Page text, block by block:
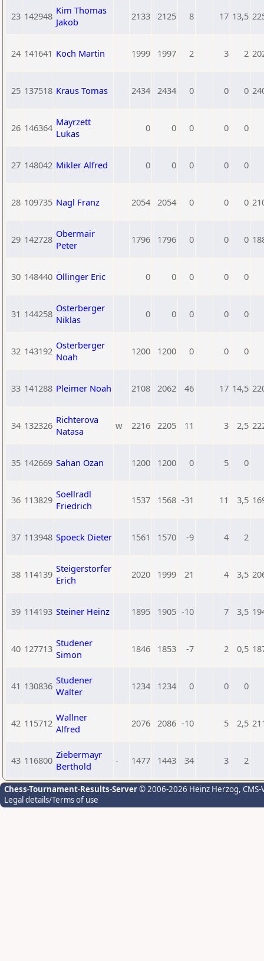
23 142948 Kim Thomas
Jakob
2133 2125 8 17 13,5
24 141641 Koch Martin 1999 1997 2 3 2
25 137518 Kraus Tomas 2434 2434 0 0 0
26 146364 Mayrzett
Lukas
0 0 0 0 0
27 148042 Mikler Alfred 0 0 0 0 0
28 109735 Nagl Franz 2054 2054 0 0 0
29 142728 Obermair
Peter
1796 1796 0 0 0
30 148440 Öllinger Eric 0 0 0 0 0
31 144258 Osterberger
Niklas
0 0 0 0 0
32 143192 Osterberger
Noah
1200 1200 0 0 0
33 141288 Pleimer Noah 2108 2062 46 17 14,5
34 132326 Richterova
Natasa
w 2216 2205 11 3 2,5
35 142669 Sahan Ozan 1200 1200 0 5 0
36 113829 Soellradl
Friedrich
1537 1568 -31 11 3,5
37 113948 Spoeck Dieter 1561 1570 -9 4 2
38 114139 Steigerstorfer
Erich
2020 1999 21 4 3,5
39 114193 Steiner Heinz 1895 1905 -10 7 3,5
40 127713 Studener
Simon
1846 1853 -7 2 0,5
41 130836 Studener
Walter
1234 1234 0 0 0
42 115712 Wallner
Alfred
2076 2086 -10 5 2,5
43 116800 Ziebermayr
Berthold
- 1477 1443 34 3 2
Chess-Tournament-Results-Server© 2006-2026 Heinz Herzog,
Legal details/Terms of use